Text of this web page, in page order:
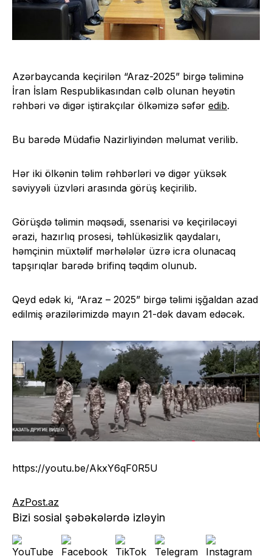
Azərbaycanda keçirilən “Araz-2025” birgə təliminə
İran İslam Respublikasından cəlb olunan heyətin
rəhbəri və digər iştirakçılar ölkəmizə səfər edib.
Bu barədə Müdafiə Nazirliyindən məlumat verilib.
Hər iki ölkənin təlim rəhbərləri və digər yüksək
səviyyəli üzvləri arasında görüş keçirilib.
Görüşdə təlimin məqsədi, ssenarisi və keçiriləcəyi
ərazi, hazırlıq prosesi, təhlükəsizlik qaydaları,
həmçinin müxtəlif mərhələlər üzrə icra olunacaq
tapşırıqlar barədə brifinq təqdim olunub.
Qeyd edək ki, “Araz – 2025” birgə təlimi işğaldan azad
edilmiş ərazilərimizdə mayın 21-dək davam edəcək.
https://youtu.be/AkxY6qF0R5U
AzPost.az
Bizi sosial şəbəkələrdə izləyin